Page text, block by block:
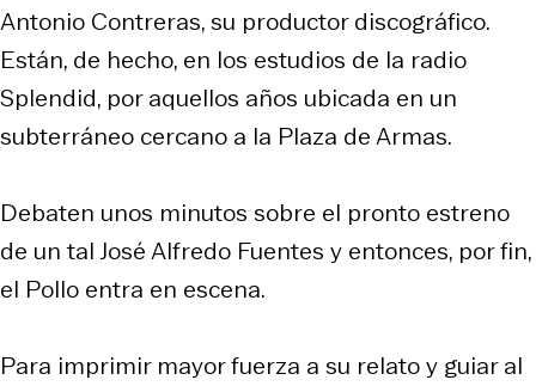
Antonio Contreras, su productor discográfico.
Están, de hecho, en los estudios de la radio
Splendid, por aquellos años ubicada en un
subterráneo cercano a la Plaza de Armas.
Debaten unos minutos sobre el pronto estreno
de un tal José Alfredo Fuentes y entonces, por fin,
el Pollo entra en escena.
Para imprimir mayor fuerza a su relato y guiar al